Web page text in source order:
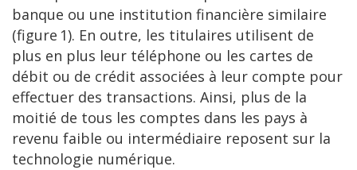
banque ou une institution financière similaire
(figure 1). En outre, les titulaires utilisent de
plus en plus leur téléphone ou les cartes de
débit ou de crédit associées à leur compte pour
effectuer des transactions. Ainsi, plus de la
moitié de tous les comptes dans les pays à
revenu faible ou intermédiaire reposent sur la
technologie numérique.